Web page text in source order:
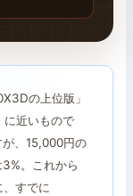
の上位版」
近いもので
が、15,000円の
。これから
すでに